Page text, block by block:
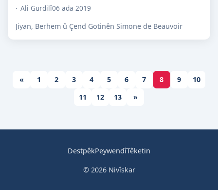
Ali Gurdilî06 ada 2019
Jiyan, Berhem û Çend Gotinên Simone de Beauvoir
« 1 2 3 4 5 6 7 8 9
10
11
12 13 »
DestpêkPeywendîTêketin
© 2026 Nivîskar